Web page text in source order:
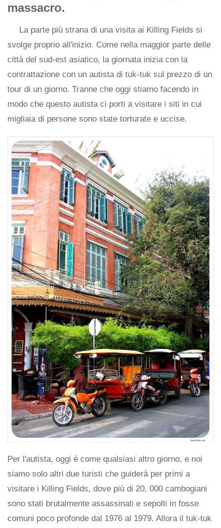
massacro.
La parte più strana di una visita ai Killing Fields si
svolge proprio all'inizio. Come nella maggior parte delle
città del sud-est asiatico, la giornata inizia con la
contrattazione con un autista di tuk-tuk sul prezzo di un
tour di un giorno. Tranne che oggi stiamo facendo in
modo che questo autista ci porti a visitare i siti in cui
migliaia di persone sono state torturate e uccise.
Per l'autista, oggi è come qualsiasi altro giorno, e noi
siamo solo altri due turisti che guiderà per primi a
visitare i Killing Fields, dove più di 20, 000 cambogiani
sono stati brutalmente assassinati e sepolti in fosse
comuni poco profonde dal 1976 al 1979. Allora il tuk-tuk